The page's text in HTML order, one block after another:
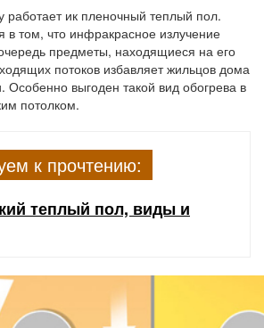
работает ик пленочный теплый пол.
в том, что инфракрасное излучение
предметы, находящиеся на его
потоков избавляет жильцов дома
Особенно выгоден такой вид обогрева в
потолком.
к прочтению:
теплый пол, виды и